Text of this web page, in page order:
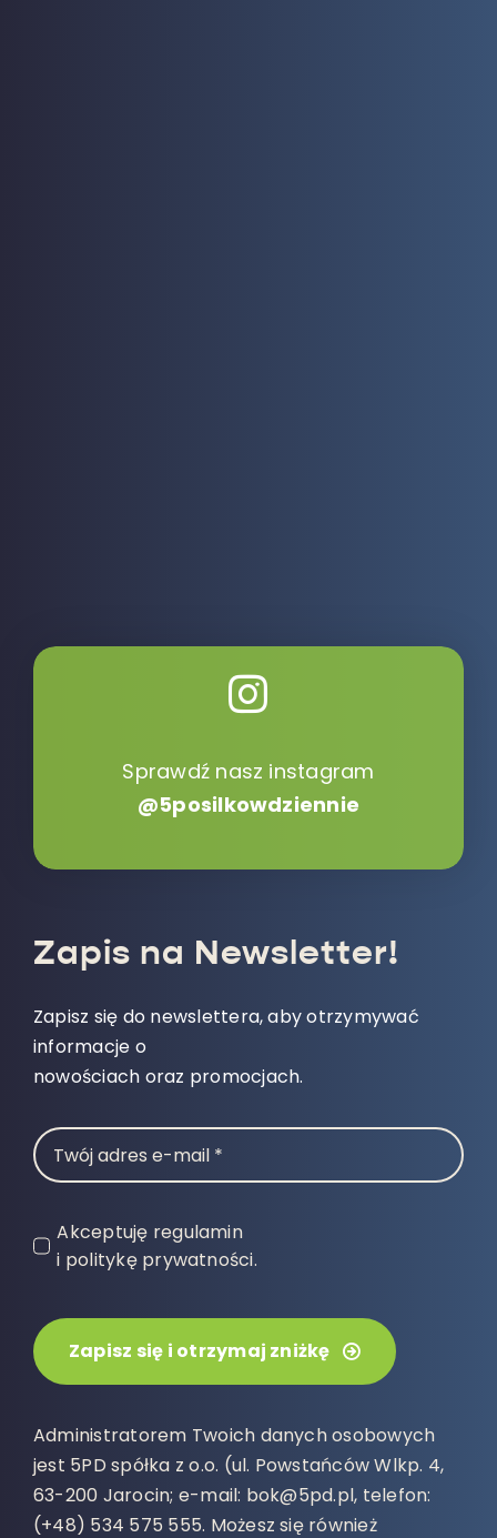
Sprawdź nasz instagram
@5posilkowdziennie
Zapis na Newsletter!
Zapisz się do newslettera, aby otrzymywać
informacje o
nowościach oraz promocjach.
Akceptuję regulamin
i politykę prywatności.
Zapisz się i otrzymaj zniżkę
Administratorem Twoich danych osobowych
jest 5PD spółka z o.o. (ul. Powstańców Wlkp. 4,
63-200 Jarocin; e-mail: bok@5pd.pl, telefon:
(+48) 534 575 555. Możesz się również